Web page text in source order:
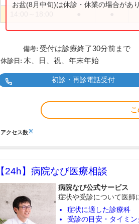
お盆(8月中旬)は休診・休業の場合があ
備考: 受付は診療終了30分前まで
休診日: 木、日、祝、年末年始
初診・再診電話受付
アクセス数※
【24h】 病院なび医療相談
病院なび公式サービス
症状や受診について医師
症状に適した診療科
受診の目安・タイミン